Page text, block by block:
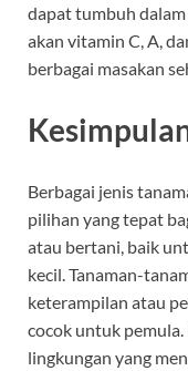
dapat tumbuh
akan vitamin C, A,
berbagai masakan
Berbagai jenis
pilihan yang tepat
atau bertani, baik
kecil. Tanaman-
keterampilan atau
cocok untuk
lingkungan yang